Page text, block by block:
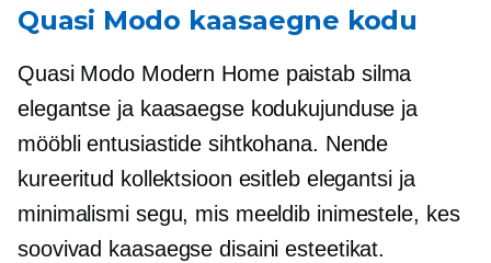
Quasi Modo kaasaegne kodu
Quasi Modo Modern Home paistab silma
elegantse ja kaasaegse kodukujunduse ja
mööbli entusiastide sihtkohana. Nende
kureeritud kollektsioon esitleb elegantsi ja
minimalismi segu, mis meeldib inimestele, kes
soovivad kaasaegse disaini esteetikat.